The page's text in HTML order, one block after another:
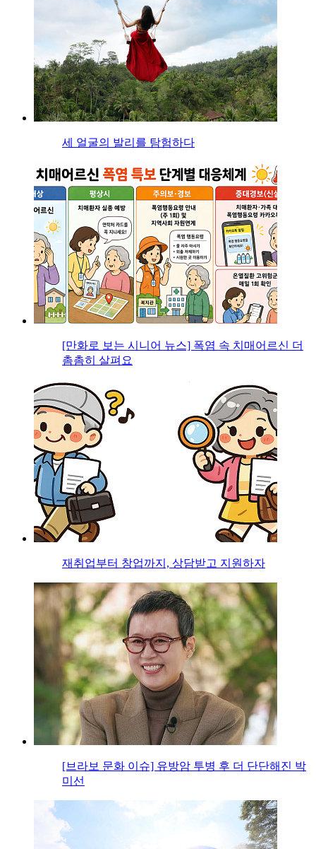
세 얼굴의 발리를 탐험하다
[만화로 보는 시니어 뉴스] 폭염 속 치매어르신 더
촘촘히 살펴요
재취업부터 창업까지, 상담받고 지원하자
[브라보 문화 이슈] 유방암 투병 후 더 단단해진 박
미선